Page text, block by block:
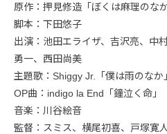
原作：押見修造「ぼくは麻理のな
脚本：下田悠子
出演：池田エライザ、吉沢亮、中
勇一、西田尚美
主題歌：Shiggy Jr.「僕は雨のなか」
OP曲：indigo la End「鐘泣く命」
音楽：川谷絵音
監督：スミス、横尾初喜、戸塚寛人